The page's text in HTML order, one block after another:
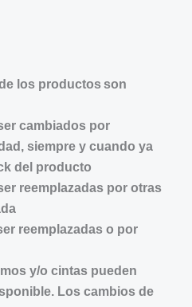
los productos son
cambiados por
siempre y cuando ya
del producto
reemplazadas por otras
reemplazadas o por
y/o cintas pueden
Los cambios de